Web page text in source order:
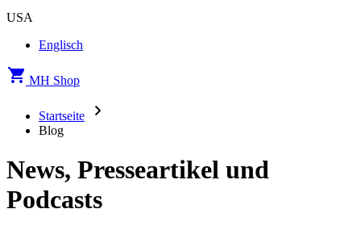
USA
Englisch
MH Shop
Startseite
Blog
News, Presseartikel und
Podcasts